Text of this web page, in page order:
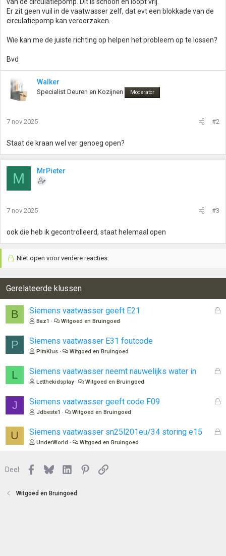
Er zit geen vuil in de vaatwasser zelf, dat evt een blokkade van de
circulatiepomp kan veroorzaken.
Wie kan me de juiste richting op helpen het probleem op te lossen?
Bvd
Walker
Specialist Deuren en Kozijnen Moderator
7 nov 2025 #2
Staat de kraan wel ver genoeg open?
M MrPieter
7 nov 2025 #3
ook die heb ik gecontrolleerd, staat helemaal open
Niet open voor verdere reacties.
Gerelateerde klussen
B
G
n
Siemens vaatwasser geeft E21
Baz1 Witgoed en Bruingoed
P Siemens vaatwasser E31 foutcode
PimKlus Witgoed en Bruingoed
L
G
n
Siemens vaatwasser neemt nauwelijks water in
Letthekidsplay Witgoed en Bruingoed
J
G
Siemens vaatwasser geeft code F09
Jdbeste1 Witgoed en Bruingoed
U
G
Siemens vaatwasser sn25l201eu/34 storing e15
UnderWorld Witgoed en Bruingoed
Deel: Facebook
BlueskyLinkedInPinterest
Link
Witgoed en Bruingoed